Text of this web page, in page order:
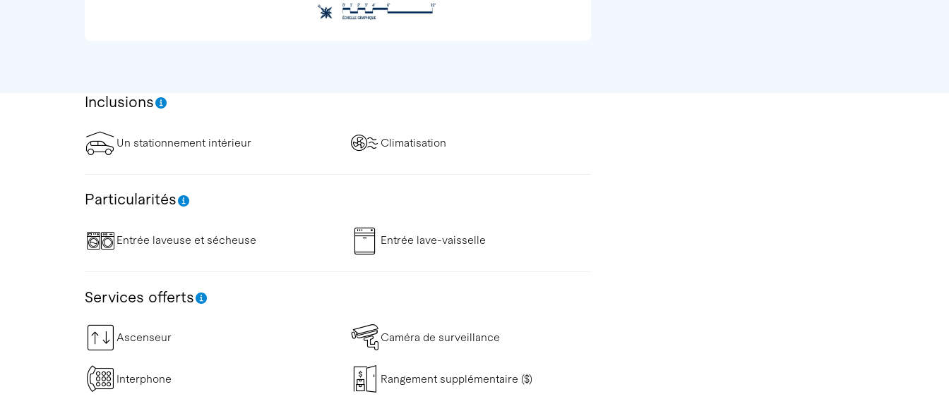
Inclusions
Un stationnement intérieur Climatisation
Particularités
Entrée laveuse et sécheuse Entrée lave-vaisselle
Services offerts
Ascenseur Caméra de surveillance
Interphone Rangement supplémentaire ($)